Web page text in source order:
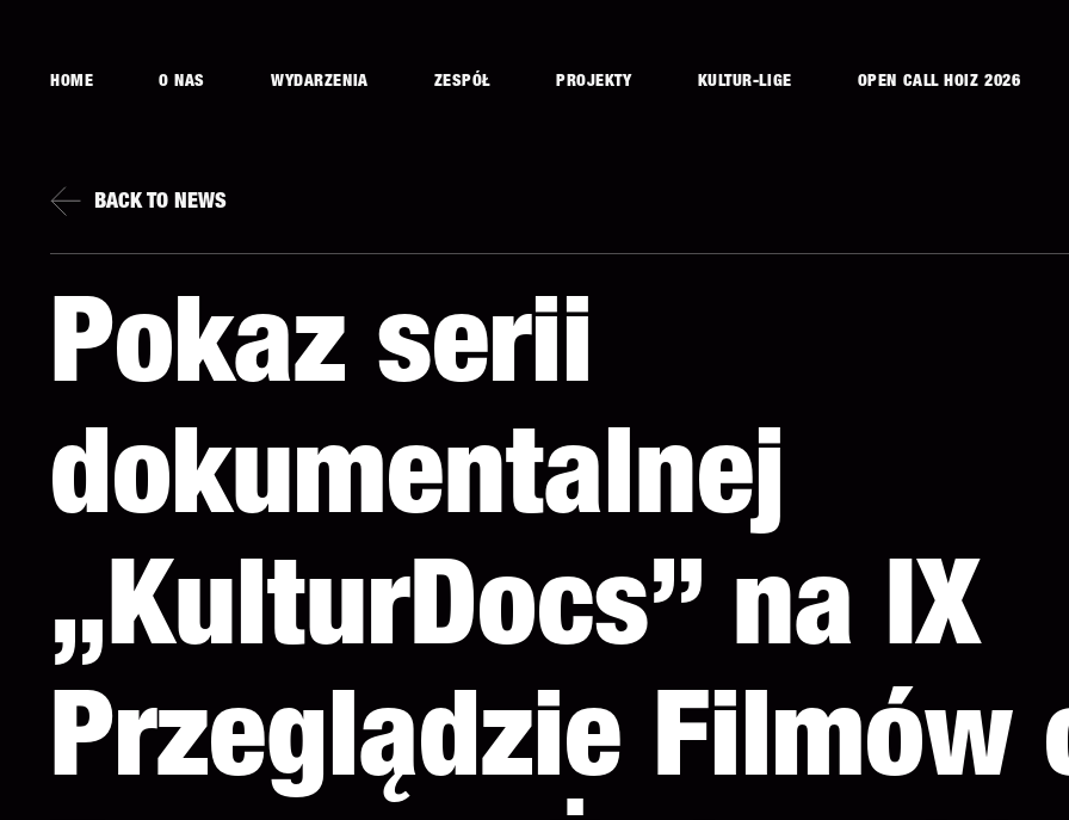
HOME O NAS WYDARZENIA ZESPÓŁ PROJEKTY KULTUR-LIGE OPEN CALL HOIZ 2026
BACK TO NEWS
Pokaz serii
dokumentalnej
„KulturDocs” na IX
Przeglądzie Filmów